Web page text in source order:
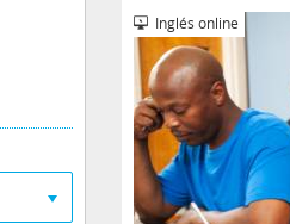
Inglés online